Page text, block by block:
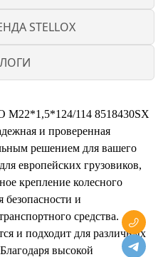
STELLOX
M22*1,5*124/114 8518430SX
и проверенная
решением для вашего
европейских грузовиков,
крепление колесного
безопасности и
средства.
и подходит для различных
высокой